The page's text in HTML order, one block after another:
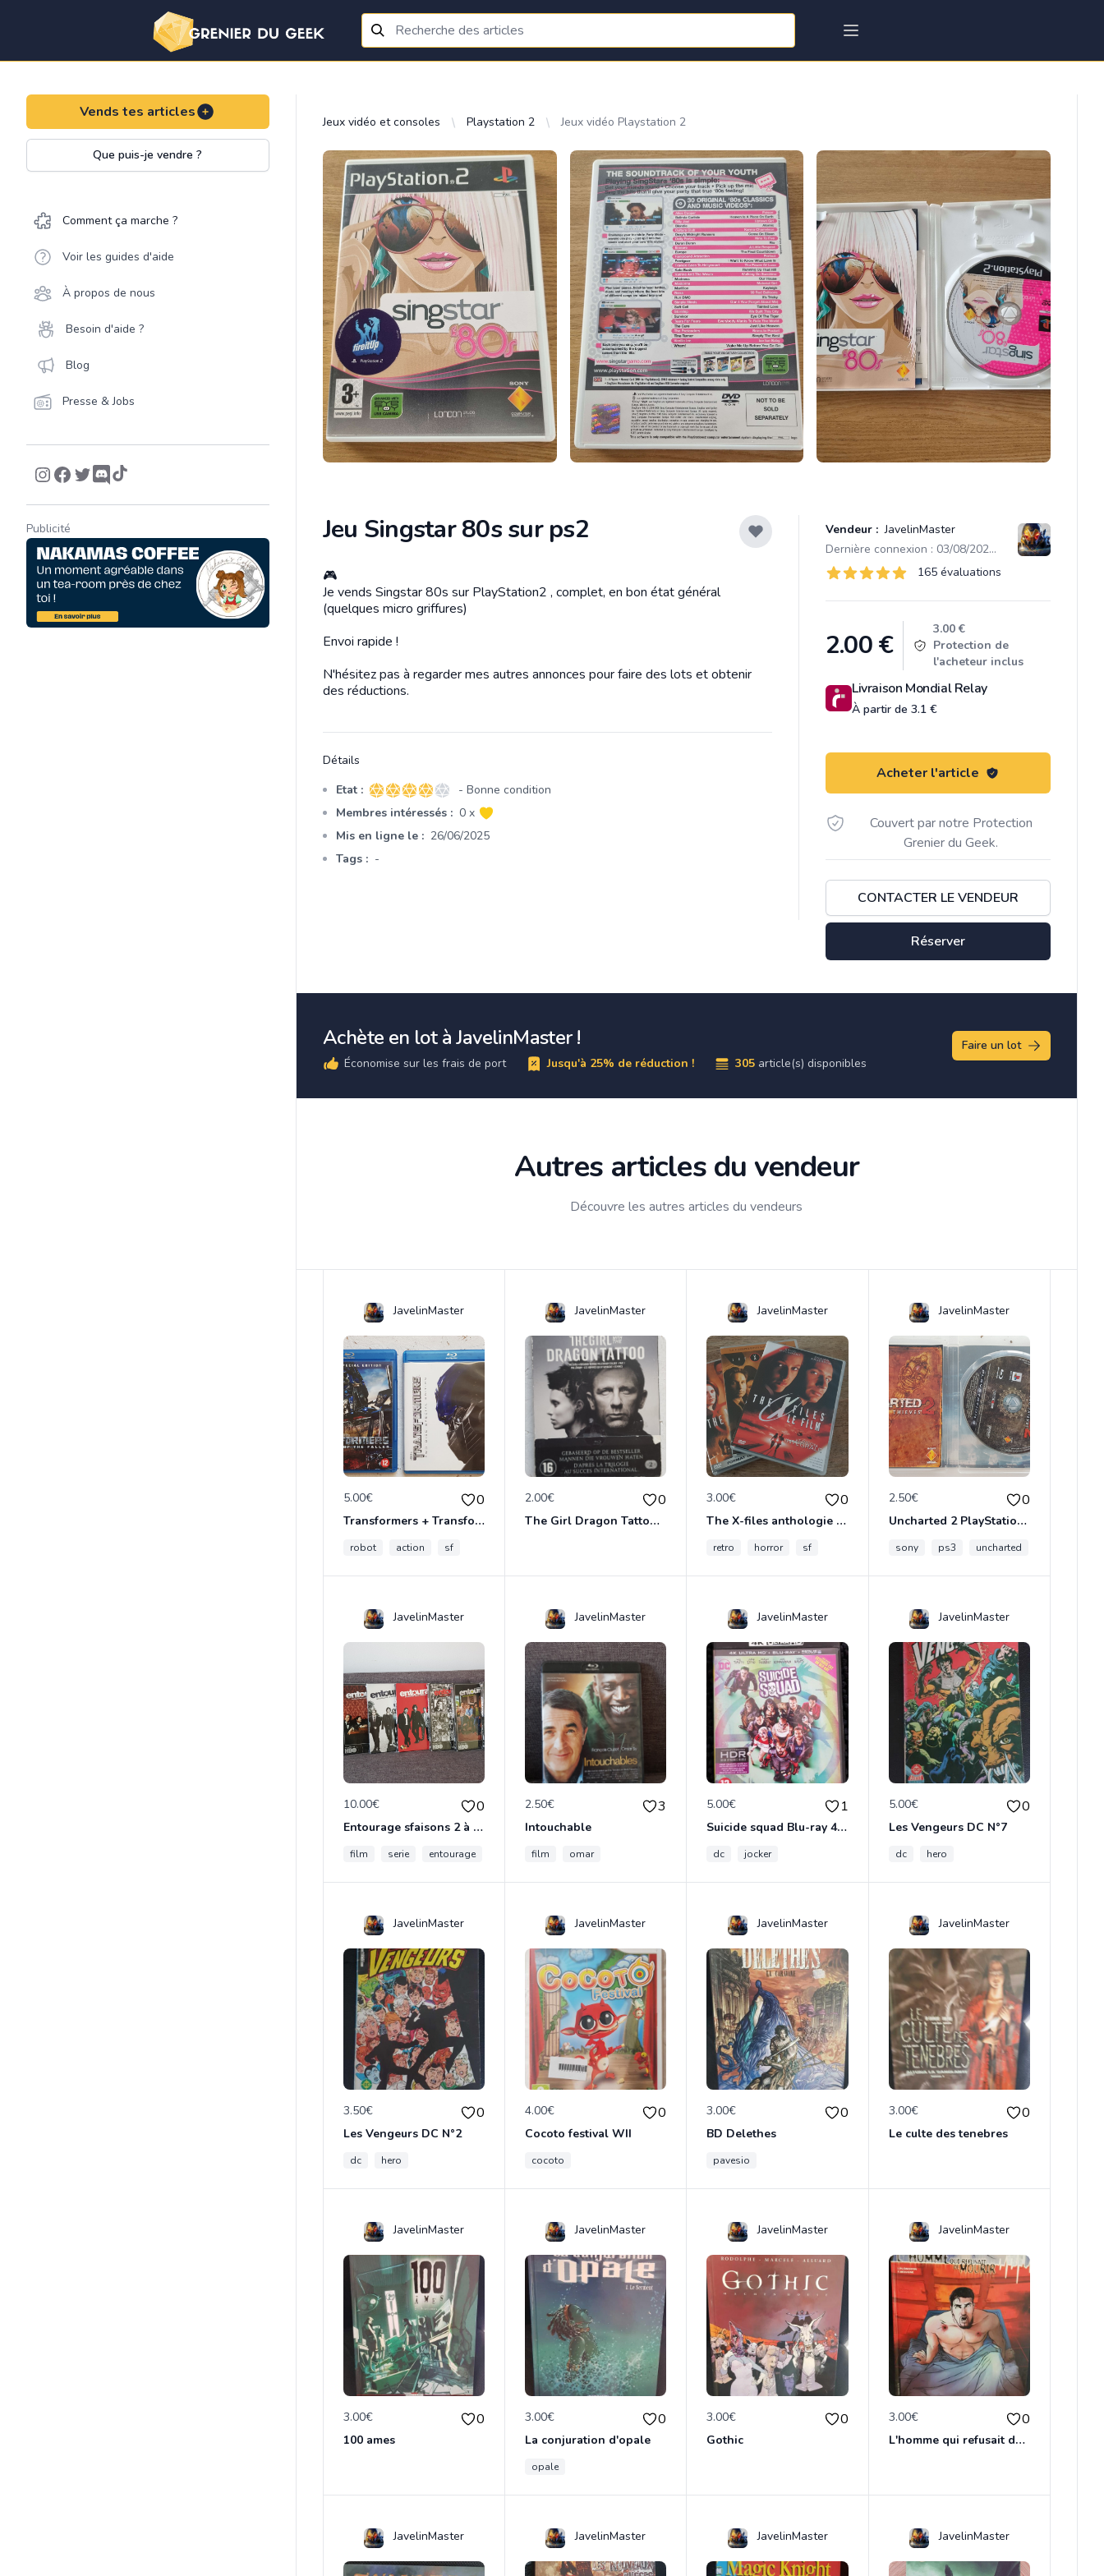
Vends tes articles
Que puis-je vendre ?
Comment ça marche ?
Voir les guides d'aide
À propos de nous
Besoin d'aide ?
Blog
Presse & Jobs
Publicité
Jeux vidéo et consoles Playstation 2 Jeux vidéo Playstation 2
Jeu Singstar 80s sur ps2 Vendeur : JavelinMaster
Dernière connexion : 03/08/2026 20:14
Évaluations
165 sur 5 étoiles165 évaluations
Product information
2.00€
3.00 €
Protection de
l'acheteur inclus
Livraison Mondial Relay
À partir de 3.1 €
Acheter l'article
Couvert par notre Protection
Grenier du Geek.
CONTACTER LE VENDEUR
Réserver
Description
🎮
Je vends Singstar 80s sur PlayStation2 , complet, en bon état général
(quelques micro griffures)
Envoi rapide !
N'hésitez pas à regarder mes autres annonces pour faire des lots et obtenir
des réductions.
Détails
Etat : 4 sur 5 étoiles
- Bonne condition
Membres intéressés : 0 x
Mis en ligne le : 26/06/2025
Tags : -
Achète en lot à JavelinMaster !
Économise sur les frais de port Jusqu'à 25% de réduction ! 305 article(s) disponibles
Faire un lot
Autres articles du vendeur
Découvre les autres articles du vendeurs
JavelinMaster
5.00€ 0
Transformers + Transformers 2 : La Revanche
robot action sf
JavelinMaster
2.00€ 0
The Girl Dragon Tattoo - Blu-Ray
JavelinMaster
3.00€ 0
The X-files anthologie 2 DVD
retro horror sf
JavelinMaster
2.50€ 0
Uncharted 2 PlayStation3
sony ps3 uncharted
JavelinMaster
10.00€ 0
Entourage sfaisons 2 à 8 en dvd
film serie entourage
JavelinMaster
2.50€ 3
Intouchable
film omar
JavelinMaster
5.00€ 1
Suicide squad Blu-ray 4K ultra HD
dc jocker
JavelinMaster
5.00€ 0
Les Vengeurs DC N°7
dc hero
JavelinMaster
3.50€ 0
Les Vengeurs DC N°2
dc hero
JavelinMaster
4.00€ 0
Cocoto festival WII
cocoto
JavelinMaster
3.00€ 0
BD Delethes
pavesio
JavelinMaster
3.00€ 0
Le culte des tenebres
JavelinMaster
3.00€ 0
100 ames
JavelinMaster
3.00€ 0
La conjuration d'opale
opale
JavelinMaster
3.00€ 0
Gothic
JavelinMaster
3.00€ 0
L'homme qui refusait de dormir
JavelinMaster JavelinMaster JavelinMaster JavelinMaster